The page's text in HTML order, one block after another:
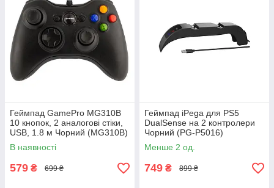
Геймпад GamePro MG310B
10 кнопок, 2 аналогові стіки,
USB, 1.8 м Чорний (MG310B)
В наявності
579 ₴ 699 ₴
Геймпад iPega для PS5
DualSense на 2 контролери
Чорний (PG-P5016)
Менше 2 од.
749 ₴ 899 ₴